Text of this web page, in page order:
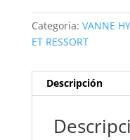
Categoría: VANNE
ET RESSORT
Descripción